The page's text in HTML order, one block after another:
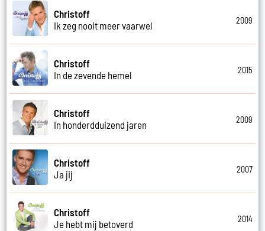
Christoff
Ik zeg nooit meer vaarwel
2009
Christoff
In de zevende hemel
2015
Christoff
In honderdduizend jaren
2009
Christoff
Ja jij
2007
Christoff
Je hebt mij betoverd
2014